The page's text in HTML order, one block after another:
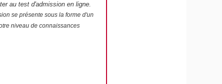
au test d'admission en ligne.
se présente sous la forme d'un
niveau de connaissances